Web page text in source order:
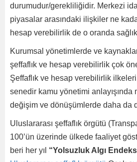
durumudur/gerekliliğidir. Merkezi
piyasalar arasındaki ilişkiler ne
hesap verebilirlik de o oranda
Kurumsal yönetimlerde ve
şeffaflık ve hesap verebilirlik çok
Şeffaflık ve hesap verebilirlik
senedir kamu yönetimi anlayışında
değişim ve dönüşümlerde daha da
Uluslararası şeffaflık örgütü
100’ün üzerinde ülkede faaliyet
beri her yıl “Yolsuzluk Algı